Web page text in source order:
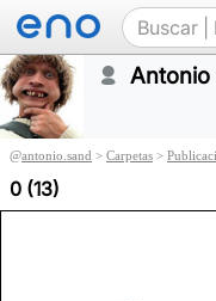
Antonio
@antonio.sand > Carpetas >
0 (13)